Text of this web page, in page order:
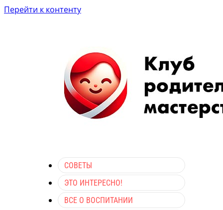
Перейти к контенту
СОВЕТЫ
ЭТО ИНТЕРЕСНО!
ВСЕ О ВОСПИТАНИИ